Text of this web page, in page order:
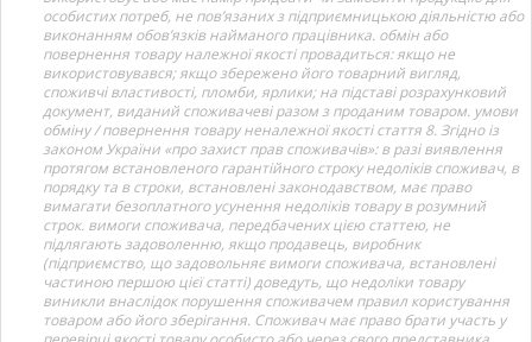
особистих потреб, не пов’язаних з підприємницькою діяльністю або
виконанням обов’язків найманого працівника. обмін або
повернення товару належної якості провадиться: якщо не
використовувався; якщо збережено його товарний вигляд,
споживчі властивості, пломби, ярлики; на підставі розрахунковий
документ, виданий споживачеві разом з проданим товаром. умови
обміну / повернення товару неналежної якості стаття 8. Згідно із
законом України «про захист прав споживачів»: в разі виявлення
протягом встановленого гарантійного строку недоліків споживач, в
порядку та в строки, встановлені законодавством, має право
вимагати безоплатного усунення недоліків товару в розумний
строк. вимоги споживача, передбачених цією статтею, не
підлягають задоволенню, якщо продавець, виробник
(підприємство, що задовольняє вимоги споживача, встановлені
частиною першою цієї статті) доведуть, що недоліки товару
виникли внаслідок порушення споживачем правил користування
товаром або його зберігання. Споживач має право брати участь у